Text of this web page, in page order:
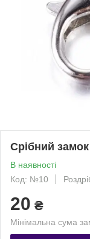
Срібний
В наявності
Код: №10
20 ₴
Мінімальна сума